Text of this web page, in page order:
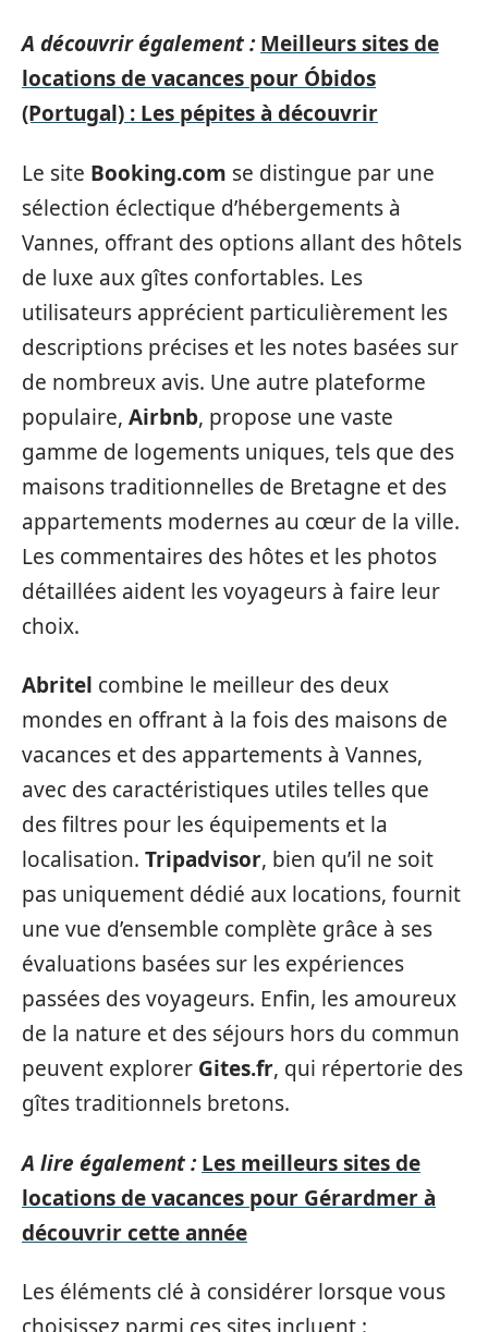
A découvrir également : Meilleurs sites de
locations de vacances pour Óbidos
(Portugal) : Les pépites à découvrir
Le site Booking.com se distingue par une
sélection éclectique d’hébergements à
Vannes, offrant des options allant des hôtels
de luxe aux gîtes confortables. Les
utilisateurs apprécient particulièrement les
descriptions précises et les notes basées sur
de nombreux avis. Une autre plateforme
populaire, Airbnb, propose une vaste
gamme de logements uniques, tels que des
maisons traditionnelles de Bretagne et des
appartements modernes au cœur de la ville.
Les commentaires des hôtes et les photos
détaillées aident les voyageurs à faire leur
choix.
Abritel combine le meilleur des deux
mondes en offrant à la fois des maisons de
vacances et des appartements à Vannes,
avec des caractéristiques utiles telles que
des filtres pour les équipements et la
localisation. Tripadvisor, bien qu’il ne soit
pas uniquement dédié aux locations, fournit
une vue d’ensemble complète grâce à ses
évaluations basées sur les expériences
passées des voyageurs. Enfin, les amoureux
de la nature et des séjours hors du commun
peuvent explorer Gites.fr, qui répertorie des
gîtes traditionnels bretons.
A lire également : Les meilleurs sites de
locations de vacances pour Gérardmer à
découvrir cette année
Les éléments clé à considérer lorsque vous